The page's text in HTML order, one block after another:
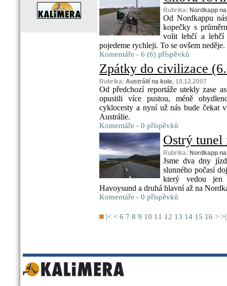
Rubrika: Nordkapp
Od Nordkappu
kopečky s
volit lehčí a lehčí
pojedeme rychleji. To se ovšem
Komentáře - 6 (6) příspěvků
Zpátky do civilizace
Rubrika: Austrálií na kole, 19.12.2007
Od předchozí reportáže utekly zase
opustili více pustou, méně
cyklocesty a nyní už nás bude čekat
Austrálie.
Komentáře - 0 příspěvků
Ostrý
Rubrika: Nordkapp
Jsme dva dny
slunného počasí
který vedou jen
Havoysund a druhá hlavní až na
Komentáře - 0 příspěvků
|< < 6 7 8 9 10 11 12 13 14 15 16 > >|